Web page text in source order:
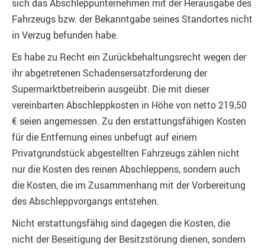
sich das Abschleppunternehmen mit der Herausgabe des
Fahrzeugs bzw. der Bekanntgabe seines Standortes nicht
in Verzug befunden habe.
Es habe zu Recht ein Zurückbehaltungsrecht wegen der
ihr abgetretenen Schadensersatzforderung der
Supermarktbetreiberin ausgeübt. Die mit dieser
vereinbarten Abschleppkosten in Höhe von netto 219,50
€ seien angemessen. Zu den erstattungsfähigen Kosten
für die Entfernung eines unbefugt auf einem
Privatgrundstück abgestellten Fahrzeugs zählen nicht
nur die Kosten des reinen Abschleppens, sondern auch
die Kosten, die im Zusammenhang mit der Vorbereitung
des Abschleppvorgangs entstehen.
Nicht erstattungsfähig sind dagegen die Kosten, die
nicht der Beseitigung der Besitzstörung dienen, sondern